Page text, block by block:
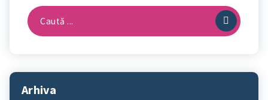
Caută
după:
Arhiva